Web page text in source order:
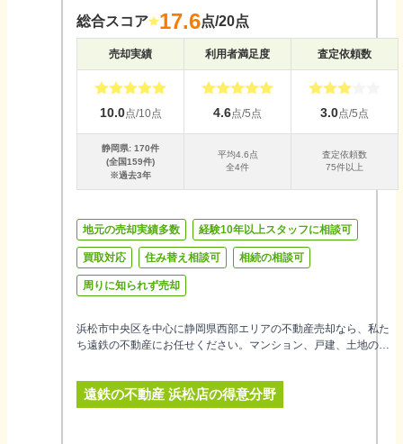
総合スコア 17.6点/20点
売却実績 利用者満足度 査定依頼数
10.0点/10点 4.6点/5点 3.0点/5点
静岡県: 170件
(全国159件)
※過去3年
平均4.6点
全4件
査定依頼数
75件以上
地元の売却実績多数 経験10年以上スタッフに相談可
買取対応 住み替え相談可 相続の相談可
周りに知られず売却
浜松市中央区を中心に静岡県西部エリアの不動産売却なら、私た
ち遠鉄の不動産にお任せください。マンション、戸建、土地の売
お客様一人ひとりに寄り添う手厚いフォロー体制で、大切なお住
まいのご売却を誠心誠意お手伝いすることをお約束します。
遠鉄の不動産 浜松店の得意分野